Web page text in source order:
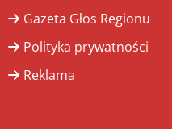
Gazeta Głos Regionu
Polityka prywatności
Reklama